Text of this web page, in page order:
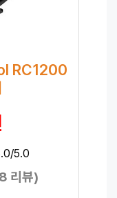
RC1200
5.0
리뷰)